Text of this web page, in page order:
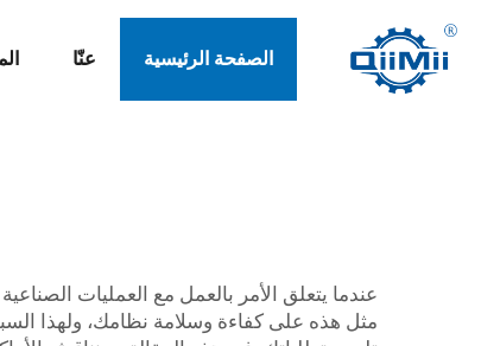
الصفحة الرئيسية عنّا
عندما يتعلق الأمر بالعمل مع العمليات
مثل هذه على كفاءة وسلامة نظامك، ولهذا